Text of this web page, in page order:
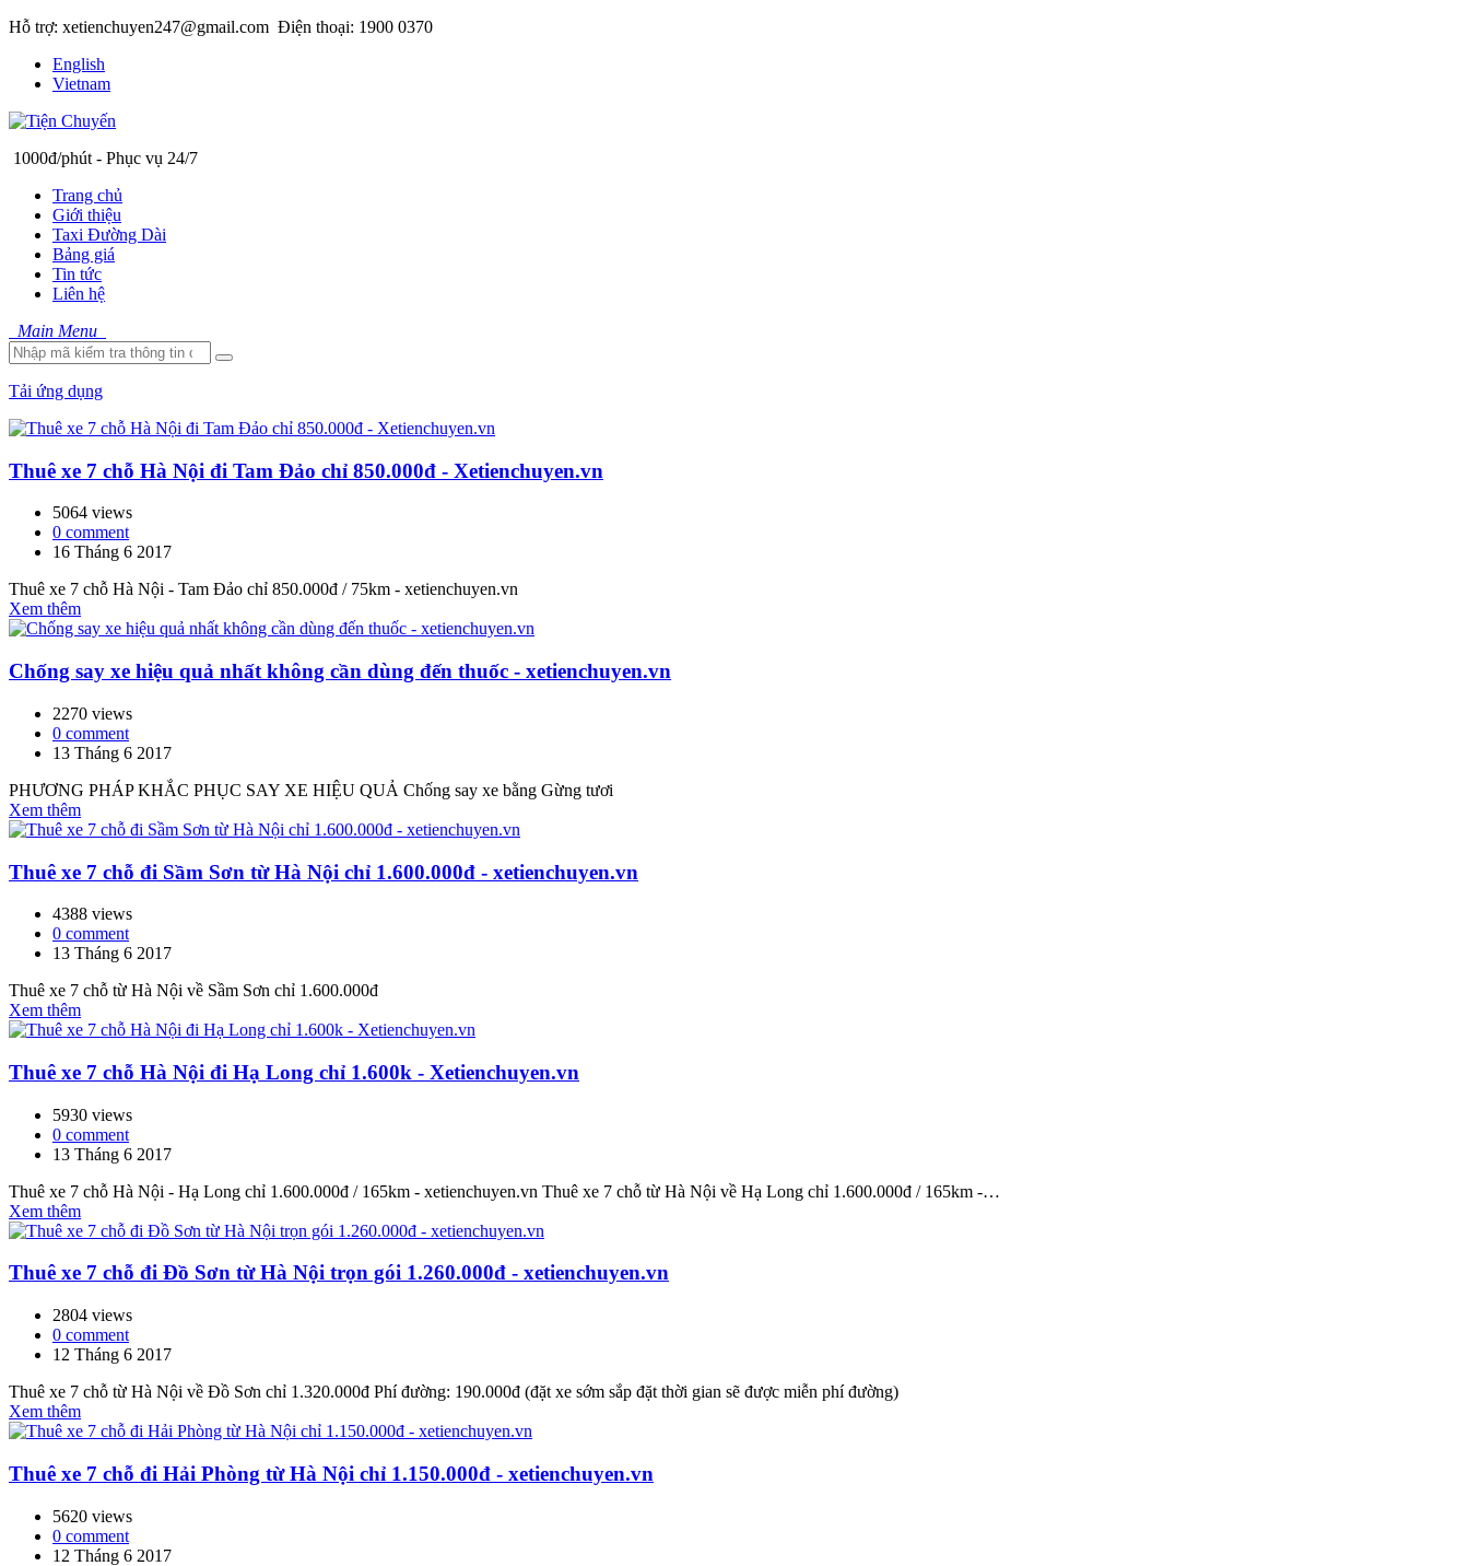
Hỗ trợ: xetienchuyen247@gmail.com Điện thoại: 1900 0370
English
Vietnam
1000đ/phút - Phục vụ 24/7
Trang chủ
Giới thiệu
Taxi Đường Dài
Bảng giá
Tin tức
Liên hệ
Main Menu
Tải ứng dụng
Thuê xe 7 chỗ Hà Nội đi Tam Đảo chỉ 850.000đ - Xetienchuyen.vn
5064 views
0 comment
16 Tháng 6 2017
Thuê xe 7 chỗ Hà Nội - Tam Đảo chỉ 850.000đ / 75km - xetienchuyen.vn
Xem thêm
Chống say xe hiệu quả nhất không cần dùng đến thuốc - xetienchuyen.vn
2270 views
0 comment
13 Tháng 6 2017
PHƯƠNG PHÁP KHẮC PHỤC SAY XE HIỆU QUẢ Chống say xe bằng Gừng tươi
Xem thêm
Thuê xe 7 chỗ đi Sầm Sơn từ Hà Nội chỉ 1.600.000đ - xetienchuyen.vn
4388 views
0 comment
13 Tháng 6 2017
Thuê xe 7 chỗ từ Hà Nội về Sầm Sơn chỉ 1.600.000đ
Xem thêm
Thuê xe 7 chỗ Hà Nội đi Hạ Long chỉ 1.600k - Xetienchuyen.vn
5930 views
0 comment
13 Tháng 6 2017
Thuê xe 7 chỗ Hà Nội - Hạ Long chỉ 1.600.000đ / 165km - xetienchuyen.vn Thuê xe 7 chỗ từ Hà Nội về Hạ Long chỉ 1.600.000đ / 165km -…
Xem thêm
Thuê xe 7 chỗ đi Đồ Sơn từ Hà Nội trọn gói 1.260.000đ - xetienchuyen.vn
2804 views
0 comment
12 Tháng 6 2017
Thuê xe 7 chỗ từ Hà Nội về Đồ Sơn chỉ 1.320.000đ Phí đường: 190.000đ (đặt xe sớm sắp đặt thời gian sẽ được miễn phí đường)
Xem thêm
Thuê xe 7 chỗ đi Hải Phòng từ Hà Nội chỉ 1.150.000đ - xetienchuyen.vn
5620 views
0 comment
12 Tháng 6 2017